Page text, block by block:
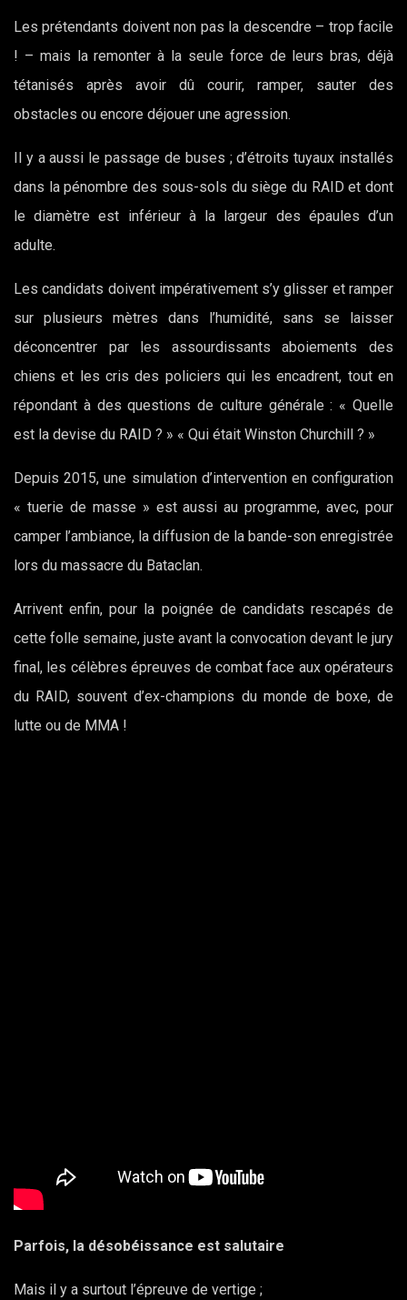
Les prétendants doivent non pas la descendre – trop facile
! – mais la remonter à la seule force de leurs bras, déjà
tétanisés après avoir dû courir, ramper, sauter des
obstacles ou encore déjouer une agression.
Il y a aussi le passage de buses ; d’étroits tuyaux installés
dans la pénombre des sous-sols du siège du RAID et dont
le diamètre est inférieur à la largeur des épaules d’un
adulte.
Les candidats doivent impérativement s’y glisser et ramper
sur plusieurs mètres dans l’humidité, sans se laisser
déconcentrer par les assourdissants aboiements des
chiens et les cris des policiers qui les encadrent, tout en
répondant à des questions de culture générale : « Quelle
est la devise du RAID ? » « Qui était Winston Churchill ? »
Depuis 2015, une simulation d’intervention en configuration
« tuerie de masse » est aussi au programme, avec, pour
camper l’ambiance, la diffusion de la bande-son enregistrée
lors du massacre du Bataclan.
Arrivent enfin, pour la poignée de candidats rescapés de
cette folle semaine, juste avant la convocation devant le jury
final, les célèbres épreuves de combat face aux opérateurs
du RAID, souvent d’ex-champions du monde de boxe, de
lutte ou de MMA !
Parfois, la désobéissance est salutaire
Mais il y a surtout l’épreuve de vertige ;